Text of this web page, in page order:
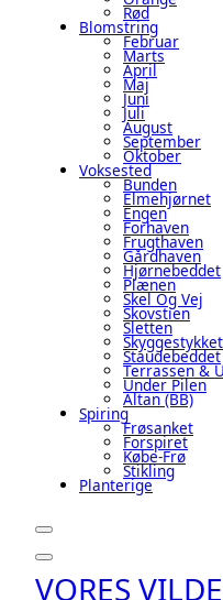
Rød
Blomstring
Februar
Marts
April
Maj
Juni
Juli
August
September
Oktober
Voksested
Bunden
Elmehjørnet
Engen
Forhaven
Frugthaven
Gårdhaven
Hjørnebeddet
Plænen
Skel Og Vej
Skovstien
Sletten
Skyggestykket
Staudebeddet
Terrassen &
Under Pilen
Altan (BB)
Spiring
Frøsanket
Forspiret
Købe-Frø
Stikling
Planterige
VORES